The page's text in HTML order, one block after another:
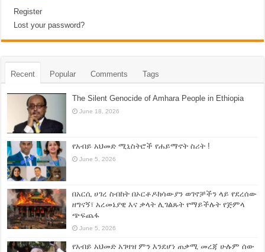
Register
Lost your password?
Recent Popular Comments Tags
The Silent Genocide of Amhara People in Ethiopia
June 18, 2026
የአብይ አህመድ ሚኒስትሮች የሐይማኖት ስሪት !
June 5, 2026
በአርሲ ሀገረ ስብከት በኦርቶዶክሳውያን ወገኖቻችን ላይ የደረሰው
ዘግናኝ፣ አረመኔያዊ እና ቃላት ሊገልጹት የማይችሉት የጅምላ
ጭፍጨፋ
June 5, 2026
የአብይ አህመድ አገዛዝ ምን እንደሆነ ጠቃሚ መረጃ ሁሉም ሰው